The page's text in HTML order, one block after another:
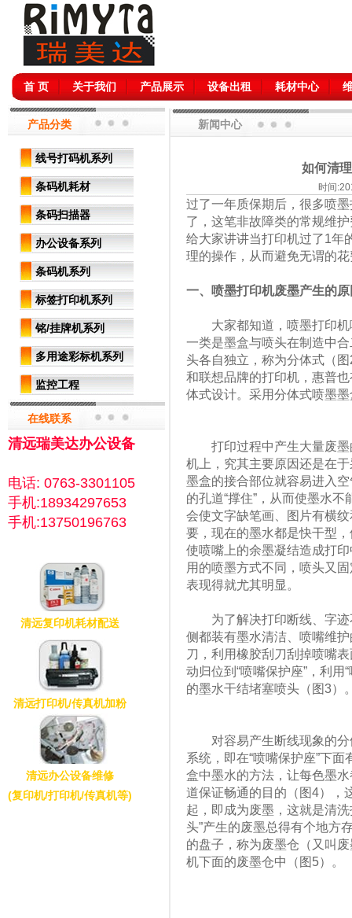
首 页 关于我们 产品展示 设备出租 耗材中心
产品分类
线号打码机系列
条码机耗材
条码扫描器
办公设备系列
条码机系列
标签打印机系列
铭/挂牌机系列
多用途彩标机系列
监控工程
在线联系
清远瑞美达办公设备
电话: 0763-3301105
手机:18934297653
手机:13750196763
清远复印机耗材配送
清远打印机/传真机加粉
清远办公设备维修
(复印机/打印机/传真机等)
新闻中心
如何清
时间
过了一年质保期后，很多喷
了，这笔非故障类的常规维
给大家讲讲当打印机过了1年
理的操作，从而避免无谓的
一、喷墨打印机废墨产生的原
大家都知道，喷墨打印机
一类是墨盒与喷头在制造中
头各自独立，称为分体式（
和联想品牌的打印机，惠普
体式设计。采用分体式喷墨
打印过程中产生大量废墨
机上，究其主要原因还是在
墨盒的接合部位就容易进入
的孔道“撑住”，从而使墨水
会使文字缺笔画、图片有横
要，现在的墨水都是快干型
使喷嘴上的余墨凝结造成打
用的喷墨方式不同，喷头又
表现得就尤其明显。
为了解决打印断线、字迹
侧都装有墨水清洁、喷嘴维
刀，利用橡胶刮刀刮掉喷嘴
动归位到“喷嘴保护座”，利
的墨水干结堵塞喷头（图3）
对容易产生断线现象的分
系统，即在“喷嘴保护座”下
盒中墨水的方法，让每色墨
道保证畅通的目的（图4），
起，即成为废墨，这就是清
头”产生的废墨总得有个地方
的盘子，称为废墨仓（又叫
机下面的废墨仓中（图5）。